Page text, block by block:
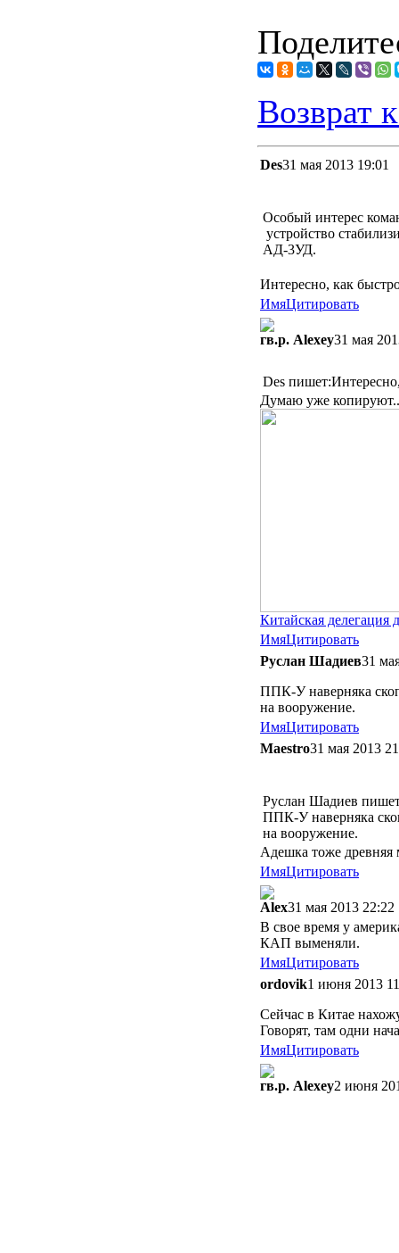
Возврат
Des31 мая 2013 19:01
Особый интерес
устройство
АД-3УД.
Интересно, как
ИмяЦитировать
гв.р. Alexey31 мая
Des
Думаю уже
Китайская делегация
ИмяЦитировать
Руслан Шадиев31
ППК-У наверняка
на вооружение.
ИмяЦитировать
Maestro31 мая 2013
Руслан Шадиев
ППК-У наверняка
на вооружение.
Адешка тоже древняя
ИмяЦитировать
Alex31 мая 2013 22:22
В свое время у
КАП выменяли.
ИмяЦитировать
ordovik1 июня 2013
Сейчас в Китае
Говорят, там одни
ИмяЦитировать
гв.р. Alexey2 июня